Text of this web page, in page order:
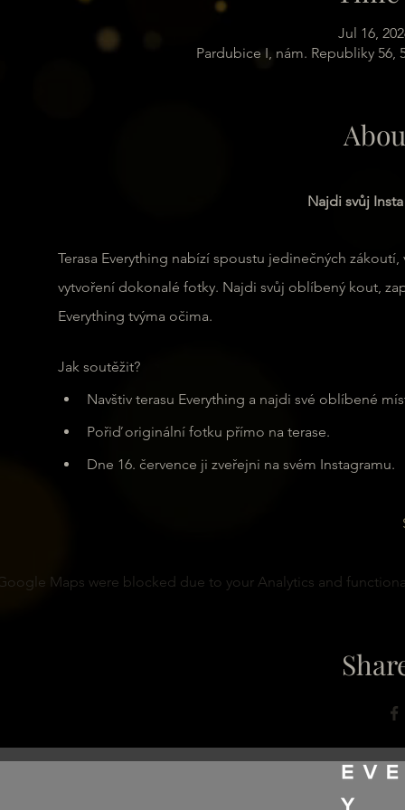
Jul 16,
Pardubice I, nám. Republiky 56,
Najdi svůj
Terasa Everything nabízí spoustu jedinečných
vytvoření dokonalé fotky. Najdi svůj oblíbený kout,
Everything tvýma očima.
Jak soutěžit?
Navštiv terasu Everything a najdi své oblíbené
Pořiď originální fotku přímo na terase.
Dne 16. července ji zveřejni na svém Instagramu.
Maps were blocked due to your Analytics and